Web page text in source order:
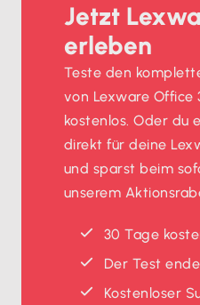
Jetzt
erleben
Teste den
von Lexware Office
kostenlos. Oder du
direkt für deine
und sparst beim
unserem
30 Tage
Der Test
Kostenloser